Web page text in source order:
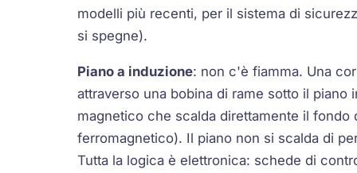
modelli più recenti, per il sistema di
si spegne).
Piano a induzione: non c'è fiamma. Una
attraverso una bobina di rame sotto il piano
magnetico che scalda direttamente il
ferromagnetico). Il piano non si scalda di
Tutta la logica è elettronica: schede di